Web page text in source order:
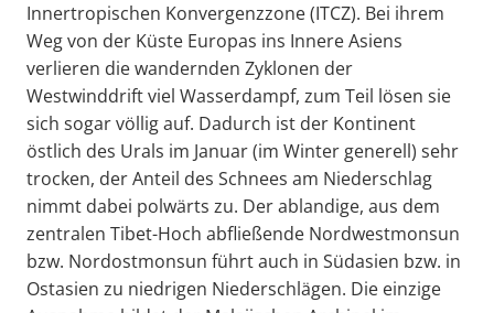
Innertropischen Konvergenzzone (ITCZ). Bei ihrem
Weg von der Küste Europas ins Innere Asiens
verlieren die wandernden Zyklonen der
Westwinddrift viel Wasserdampf, zum Teil lösen sie
sich sogar völlig auf. Dadurch ist der Kontinent
östlich des Urals im Januar (im Winter generell) sehr
trocken, der Anteil des Schnees am Niederschlag
nimmt dabei polwärts zu. Der ablandige, aus dem
zentralen Tibet-Hoch abfließende Nordwestmonsun
bzw. Nordostmonsun führt auch in Südasien bzw. in
Ostasien zu niedrigen Niederschlägen. Die einzige